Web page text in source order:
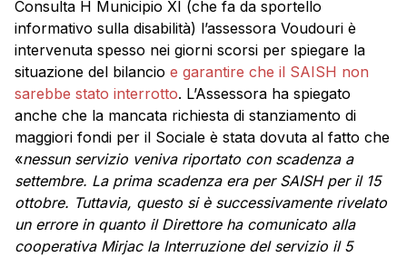
Consulta H Municipio XI (che fa da sportello
informativo sulla disabilità) l’assessora Voudouri è
intervenuta spesso nei giorni scorsi per spiegare la
situazione del bilancio e garantire che il SAISH non
sarebbe stato interrotto. L’Assessora ha spiegato
anche che la mancata richiesta di stanziamento di
maggiori fondi per il Sociale è stata dovuta al fatto che
«nessun servizio veniva riportato con scadenza a
settembre. La prima scadenza era per SAISH per il 15
ottobre. Tuttavia, questo si è successivamente rivelato
un errore in quanto il Direttore ha comunicato alla
cooperativa Mirjac la Interruzione del servizio il 5